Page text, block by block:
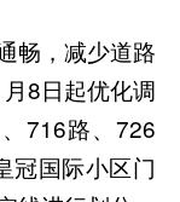
畅，减少道路
8日起优化调
716路、726
冠国际小区门